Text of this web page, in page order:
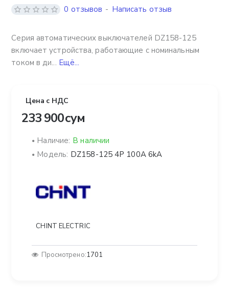
Серия автоматических выключателей DZ158-125
включает устройства, работающие с номинальным
током в ди... Ещё...
0 отзывов - Написать отзыв
Цена с НДС
233 900 сум
Наличие: В наличии
Модель: DZ158-125 4P 100A 6kA
CHINT ELECTRIC
Просмотрено:1701